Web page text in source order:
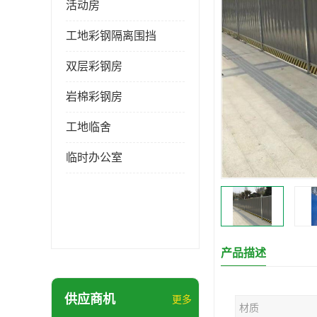
活动房
工地彩钢隔离围挡
双层彩钢房
岩棉彩钢房
工地临舍
临时办公室
供应商机 更多
产品描述
材质